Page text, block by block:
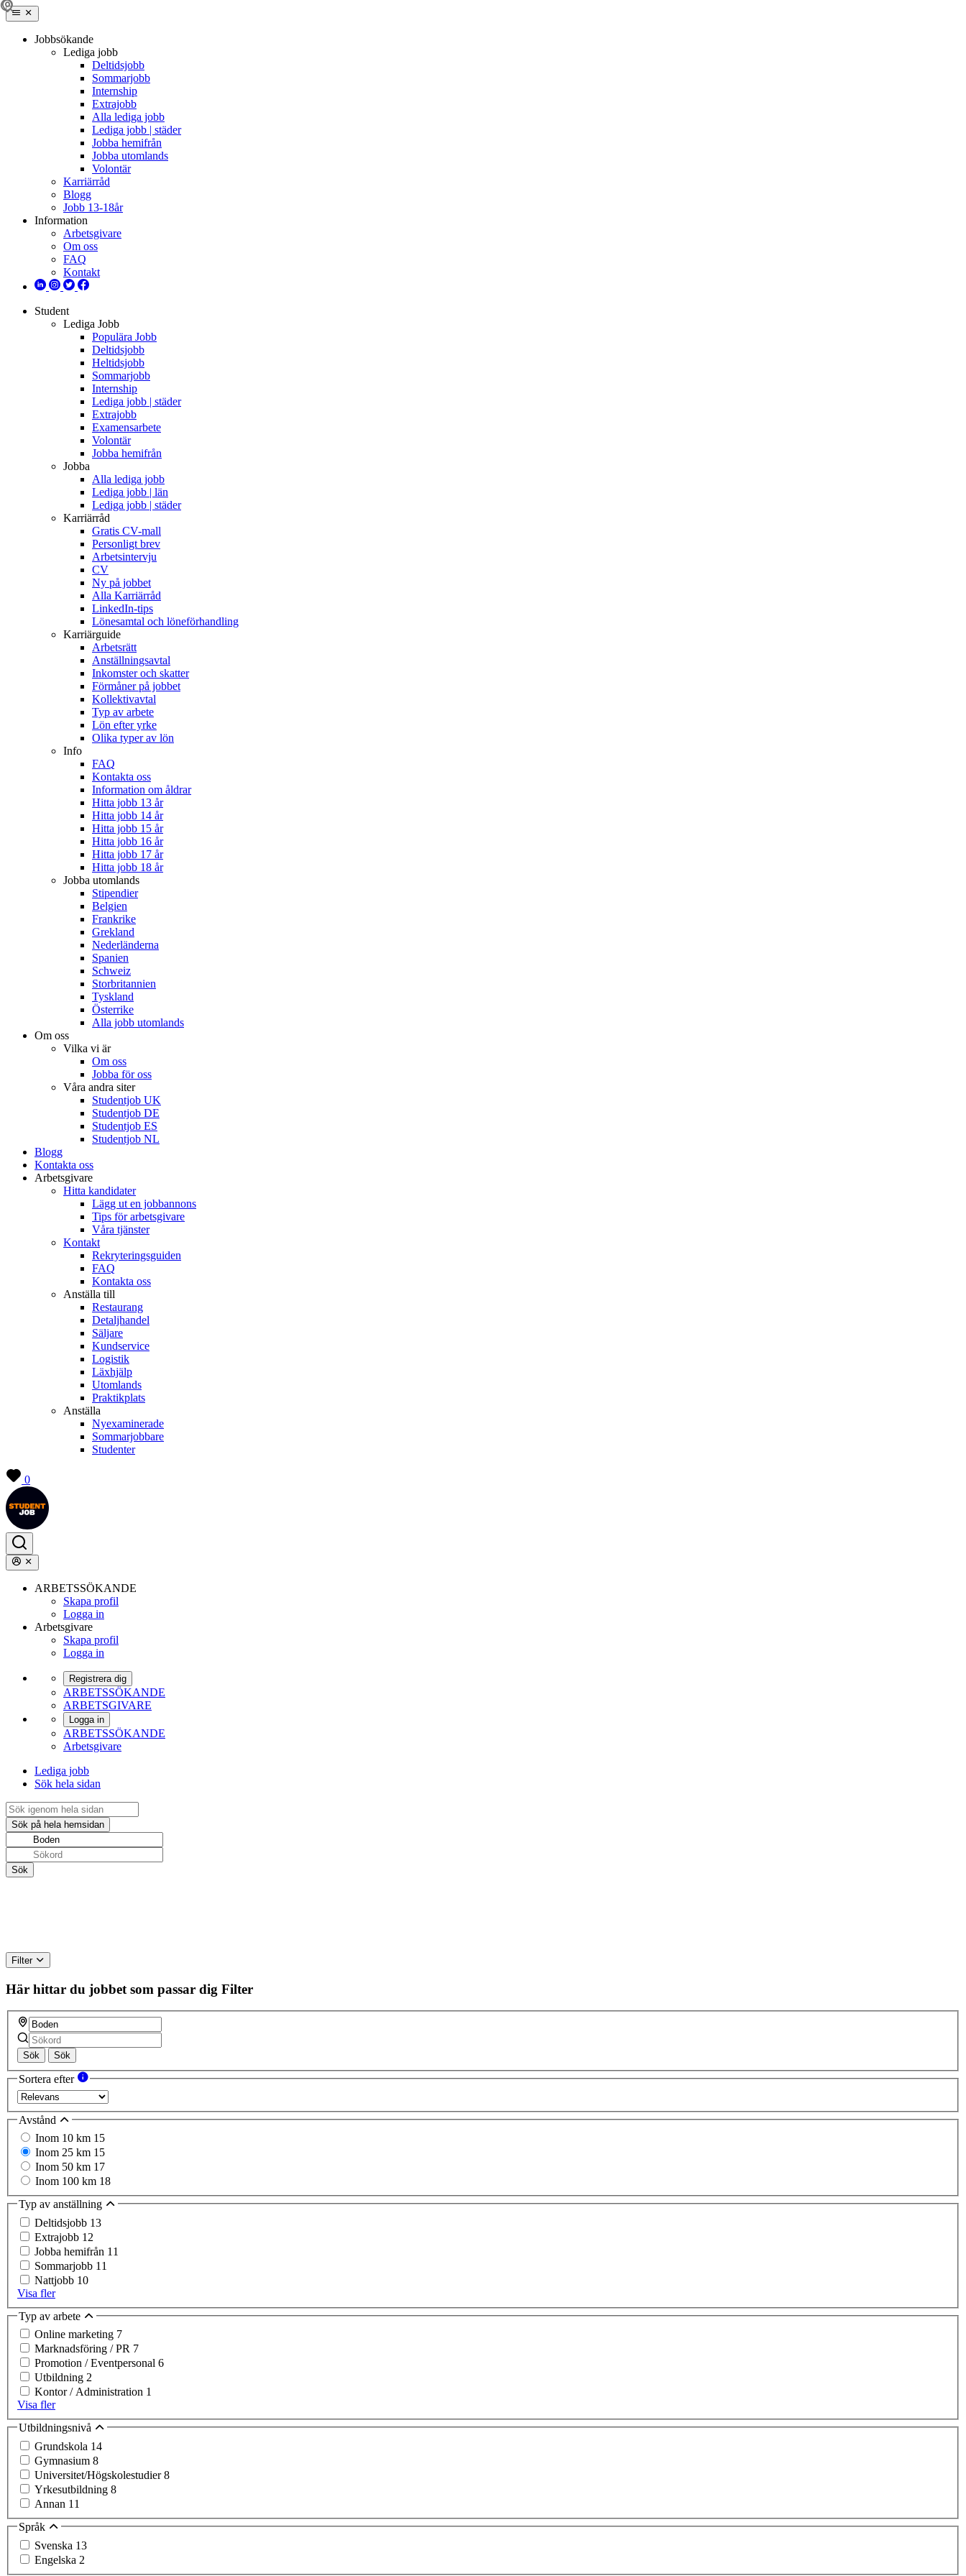
Jobbsökande
Lediga jobb
Deltidsjobb
Sommarjobb
Internship
Extrajobb
Alla lediga jobb
Lediga jobb | städer
Jobba hemifrån
Jobba utomlands
Volontär
Karriärråd
Blogg
Jobb 13-18år
Information
Arbetsgivare
Om oss
FAQ
Kontakt
Student
Lediga Jobb
Populära Jobb
Deltidsjobb
Heltidsjobb
Sommarjobb
Internship
Lediga jobb | städer
Extrajobb
Examensarbete
Volontär
Jobba hemifrån
Jobba
Alla lediga jobb
Lediga jobb | län
Lediga jobb | städer
Karriärråd
Gratis CV-mall
Personligt brev
Arbetsintervju
CV
Ny på jobbet
Alla Karriärråd
LinkedIn-tips
Lönesamtal och löneförhandling
Karriärguide
Arbetsrätt
Anställningsavtal
Inkomster och skatter
Förmåner på jobbet
Kollektivavtal
Typ av arbete
Lön efter yrke
Olika typer av lön
Info
FAQ
Kontakta oss
Information om åldrar
Hitta jobb 13 år
Hitta jobb 14 år
Hitta jobb 15 år
Hitta jobb 16 år
Hitta jobb 17 år
Hitta jobb 18 år
Jobba utomlands
Stipendier
Belgien
Frankrike
Grekland
Nederländerna
Spanien
Schweiz
Storbritannien
Tyskland
Österrike
Alla jobb utomlands
Om oss
Vilka vi är
Om oss
Jobba för oss
Våra andra siter
Studentjob UK
Studentjob DE
Studentjob ES
Studentjob NL
Blogg
Kontakta oss
Arbetsgivare
Hitta kandidater
Lägg ut en jobbannons
Tips för arbetsgivare
Våra tjänster
Kontakt
Rekryteringsguiden
FAQ
Kontakta oss
Anställa till
Restaurang
Detaljhandel
Säljare
Kundservice
Logistik
Läxhjälp
Utomlands
Praktikplats
Anställa
Nyexaminerade
Sommarjobbare
Studenter
0
ARBETSSÖKANDE
Skapa profil
Logga in
Arbetsgivare
Skapa profil
Logga in
Registrera dig
ARBETSSÖKANDE
ARBETSGIVARE
Logga in
ARBETSSÖKANDE
Arbetsgivare
Lediga jobb
Sök hela sidan
Filter
Här hittar du jobbet som passar dig Filter
Sök Sök
Sortera efter
Avstånd
Inom 10 km 15
Inom 25 km 15
Inom 50 km 17
Inom 100 km 18
Typ av anställning
Deltidsjobb 13
Extrajobb 12
Jobba hemifrån 11
Sommarjobb 11
Nattjobb 10
Visa fler
Typ av arbete
Online marketing 7
Marknadsföring / PR 7
Promotion / Eventpersonal 6
Utbildning 2
Kontor / Administration 1
Visa fler
Utbildningsnivå
Grundskola 14
Gymnasium 8
Universitet/Högskolestudier8
Yrkesutbildning 8
Annan 11
Språk
Svenska 13
Engelska 2